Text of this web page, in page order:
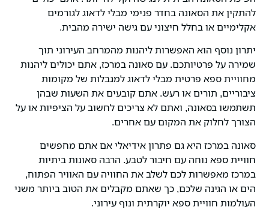
להתקין את הסאונה בחדר פנימי מבלי לדאוג לגורמים
אקלימיים או בחלל חיצוני עם גישה ישירה מהבית.
יתרון נוסף הוא האפשרות ליהנות מהמרחב העירוני תוך
שמירה על פרטיותכם. עם סאונה במרכז, אתם יכולים ליהנות
מחוויית ספא פרטית מבלי לדאוג למגבלות של מקומות
ציבוריים, תורים או רעש. אתם קובעים את השעות שבהן
תשתמשו בסאונה, ואתם לא צריכים לחשוב על הציפיות או על
הצורך לחלוק את המקום עם אחרים.
סאונה במרכז היא גם פתרון אידיאלי אם אתם מחפשים
חוויית ספא נוחה עם חיבור לטבע. הרבה סאונות ביתיות
במרכז מאפשרות לכם לשלב את החוויה עם האוויר הפתוח,
הים או הגינה שלכם, כך שאתם מקבלים את הטוב ביותר משני
העולמות חוויית ספא יוקרתית ונוף עירוני.